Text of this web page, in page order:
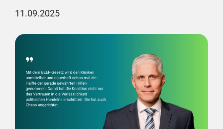
11.09.2025